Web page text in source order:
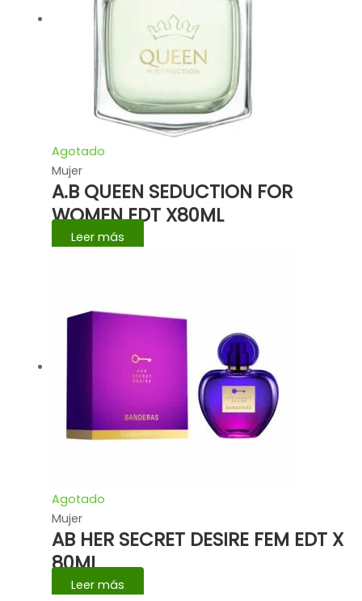
Agotado
Mujer
A.B QUEEN SEDUCTION FOR
WOMEN EDT X80ML
Leer más
Agotado
Mujer
AB HER SECRET DESIRE FEM EDT X
80ML
Leer más